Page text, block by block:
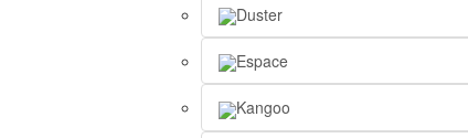
Duster
Espace
Kangoo